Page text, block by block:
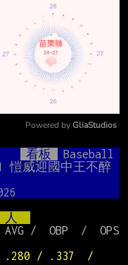
Mute
Powered by GliaStudios
看板
Baseball
愷威迎國中王不醉
人